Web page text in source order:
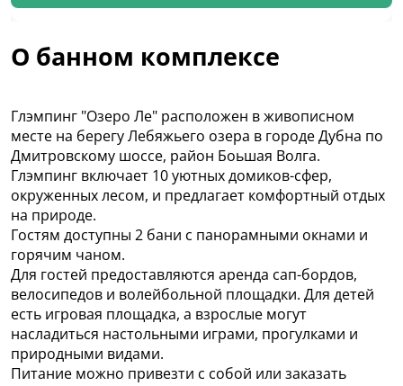
О банном комплексе
Глэмпинг "Озеро Ле" расположен в живописном
месте на берегу Лебяжьего озера в городе Дубна по
Дмитровскому шоссе, район Боьшая Волга.
Глэмпинг включает 10 уютных домиков-сфер,
окруженных лесом, и предлагает комфортный отдых
на природе.
Гостям доступны 2 бани с панорамными окнами и
горячим чаном.
Для гостей предоставляются аренда сап-бордов,
велосипедов и волейбольной площадки. Для детей
есть игровая площадка, а взрослые могут
насладиться настольными играми, прогулками и
природными видами.
Питание можно привезти с собой или заказать